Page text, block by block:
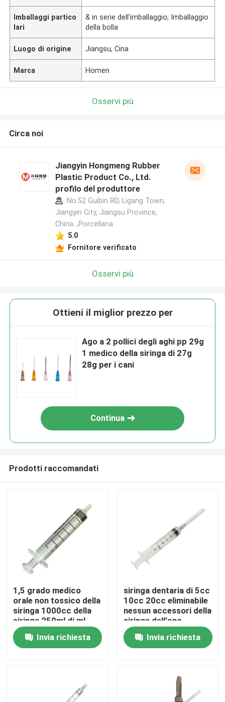
Casa
Imballaggi partico
lari
& in serie dell'imballaggio; Imballaggio
della bolla
Luogo di origine Jiangsu, Cina
Marca Homen
Osservi più
Circa noi
Jiangyin Hongmeng Rubber
Plastic Product Co., Ltd.
profilo del produttore
No.52 Guibin RD, Ligang Town,
Jiangyin City, Jiangsu Province,
China. ,Porcellana
5.0
Fornitore verificato
Osservi più
Ottieni il miglior prezzo per
Ago a 2 pollici degli aghi pp 29g
1 medico della siringa di 27g
28g per i cani
Continua
Prodotti raccomandati
1,5 grado medico
orale non tossico della
siringa 1000cc della
siringa 250ml di ml
Invia richiesta
siringa dentaria di 5cc
10cc 20cc eliminabile
nessun accessori della
siringa dell'ago
Invia richiesta